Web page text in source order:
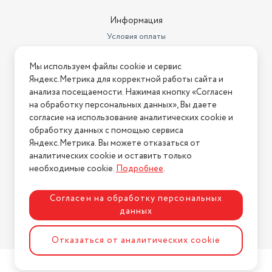
Высота товара в упаковке, в
0.432
литрах
38.61
Производитель
Thermex
Дополнительная информация
ручка для перемещения; 3
мощности - 650 Вт, 850 Вт, 1500
Вт; выключатель со световым
индикатором
Подробная комплектация
электрический конвектор,
комплект ножек, руководство
по эксплуатации
Информация
Условия оплаты
Условия возврата
Нашли ошибку на сайте? Напишите нам
2026 © Интернет-магазин "АстМаркет". У нас есть всё!
Политика конфиденциальности
Разработка сайтаASTDESIGN
Мы используем файлы cookie и сервис
Яндекс.Метрика для корректной работы сайта и
анализа посещаемости. Нажимая кнопку «Согласен
на обработку персональных данных», Вы даете
согласие на использование аналитических cookie и
обработку данных с помощью сервиса
Яндекс.Метрика. Вы можете отказаться от
аналитических cookie и оставить только
необходимые cookie.Подробнее.
Согласен на обработку персональных
данных
Отказаться от аналитических cookie